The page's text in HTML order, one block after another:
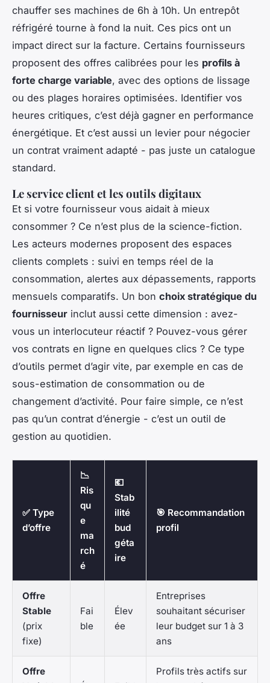
chauffer ses machines de 6h à 10h. Un entrepôt
réfrigéré tourne à fond la nuit. Ces pics ont un
impact direct sur la facture. Certains fournisseurs
proposent des offres calibrées pour les profils à
forte charge variable, avec des options de lissage
ou des plages horaires optimisées. Identifier vos
heures critiques, c’est déjà gagner en performance
énergétique. Et c’est aussi un levier pour négocier
un contrat vraiment adapté - pas juste un catalogue
standard.
Le service client et les outils digitaux
Et si votre fournisseur vous aidait à mieux
consommer ? Ce n’est plus de la science-fiction.
Les acteurs modernes proposent des espaces
clients complets : suivi en temps réel de la
consommation, alertes aux dépassements, rapports
mensuels comparatifs. Un bon choix stratégique du
fournisseur inclut aussi cette dimension : avez-
vous un interlocuteur réactif ? Pouvez-vous gérer
vos contrats en ligne en quelques clics ? Ce type
d’outils permet d’agir vite, par exemple en cas de
sous-estimation de consommation ou de
changement d’activité. Pour faire simple, ce n’est
pas qu’un contrat d’énergie - c’est un outil de
gestion au quotidien.
✅ Type
d’offre
📉
Ris
qu
e
ma
rch
é
💶
Stab
ilité
bud
géta
ire
🎯 Recommandation
profil
Offre
Stable
(prix
fixe)
Fai
ble
Élev
ée
Entreprises
souhaitant sécuriser
leur budget sur 1 à 3
ans
Offre
Profils très actifs sur